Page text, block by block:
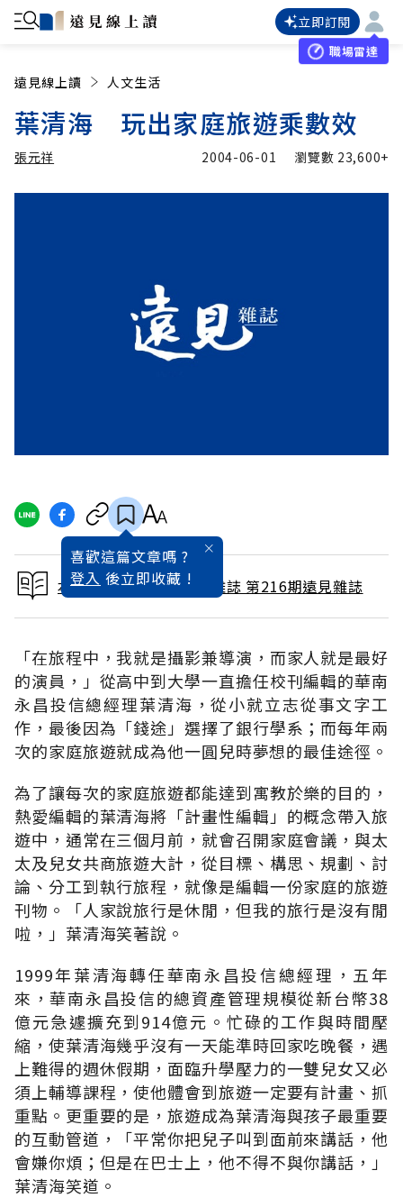
立即訂閱
職場雷達
遠見線上讀 人文生活
葉清海 玩出家庭旅遊乘數效
張元祥 2004-06-01 瀏覽數 23,600+
喜歡這篇文章嗎 ?
登入 後立即收藏 !
本文出自 2004 / 6月號雜誌 第216期遠見雜誌
「在旅程中，我就是攝影兼導演，而家人就是最好
的演員，」從高中到大學一直擔任校刊編輯的華南
永昌投信總經理葉清海，從小就立志從事文字工
作，最後因為「錢途」選擇了銀行學系；而每年兩
次的家庭旅遊就成為他一圓兒時夢想的最佳途徑。
為了讓每次的家庭旅遊都能達到寓教於樂的目的，
熱愛編輯的葉清海將「計畫性編輯」的概念帶入旅
遊中，通常在三個月前，就會召開家庭會議，與太
太及兒女共商旅遊大計，從目標、構思、規劃、討
論、分工到執行旅程，就像是編輯一份家庭的旅遊
刊物。「人家說旅行是休閒，但我的旅行是沒有閒
啦，」葉清海笑著說。
1999年葉清海轉任華南永昌投信總經理，五年
來，華南永昌投信的總資產管理規模從新台幣38
億元急遽擴充到914億元。忙碌的工作與時間壓
縮，使葉清海幾乎沒有一天能準時回家吃晚餐，遇
上難得的週休假期，面臨升學壓力的一雙兒女又必
須上輔導課程，使他體會到旅遊一定要有計畫、抓
重點。更重要的是，旅遊成為葉清海與孩子最重要
的互動管道，「平常你把兒子叫到面前來講話，他
會嫌你煩；但是在巴士上，他不得不與你講話，」
葉清海笑道。